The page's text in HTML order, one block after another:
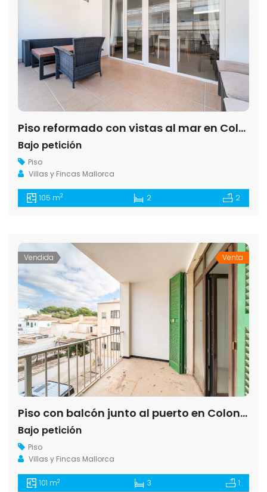
Piso reformado con vistas al mar en Colonia de Sant Jordi
Bajo petición
Piso
Villas y Fincas Mallorca
105 m2 2 2
Vendida Venta
Piso con balcón junto al puerto en Colonia de Sant Jordi
Bajo petición
Piso
Villas y Fincas Mallorca
101 m2 3 1